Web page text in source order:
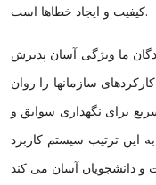
کیفیت و ایجاد خطاها است.
ما ویژگی آسان پذیرش
سازمانها را روان
برای نگهداری سوابق و
به این ترتیب سیستم کاربرد